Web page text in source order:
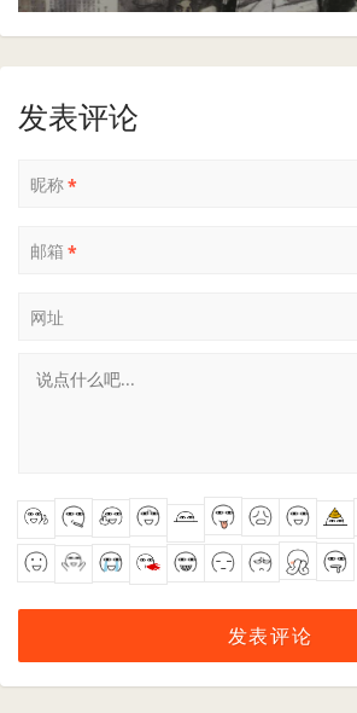
发表评论
昵称*
邮箱 *
网址